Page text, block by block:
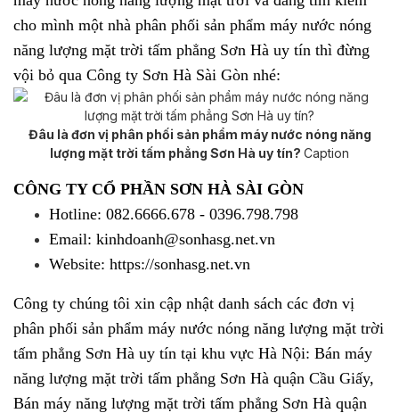
cho mình một nhà phân phối sản phẩm máy nước nóng
năng lượng mặt trời tấm phẳng Sơn Hà uy tín thì đừng
vội bỏ qua Công ty Sơn Hà Sài Gòn nhé:
Đâu là đơn vị phân phối sản phẩm máy nước nóng năng
lượng mặt trời tấm phẳng Sơn Hà uy tín? Caption
CÔNG TY CỔ PHẦN SƠN HÀ SÀI GÒN
Hotline: 082.6666.678 - 0396.798.798
Email: kinhdoanh@sonhasg.net.vn
Website: https://sonhasg.net.vn
Công ty chúng tôi xin cập nhật danh sách các đơn vị
phân phối sản phẩm máy nước nóng năng lượng mặt trời
tấm phẳng Sơn Hà uy tín tại khu vực Hà Nội: Bán máy
năng lượng mặt trời tấm phẳng Sơn Hà quận Cầu Giấy,
Bán máy năng lượng mặt trời tấm phẳng Sơn Hà quận